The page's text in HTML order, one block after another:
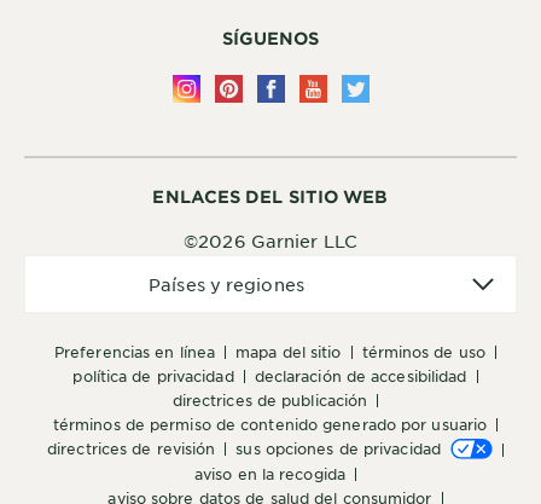
ENLACES DEL SITIO WEB
preferencias en línea mapa del sitio
términos de uso
política de privacidad
declaración de accesibilidad
directrices de publicación
términos de permiso de contenido generado por usuario
directrices de revisión
sus opciones de privacidad
aviso en la recogida
aviso sobre datos de salud del consumidor
©2026 Garnier LLC
Países y regiones
SÍGUENOS